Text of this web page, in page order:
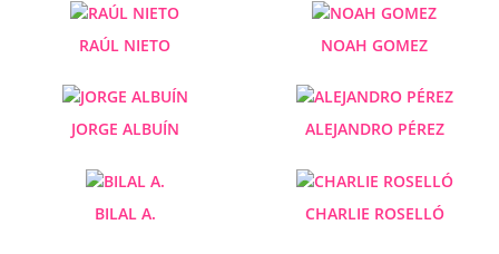
RAÚL NIETO NOAH GOMEZ
JORGE ALBUÍN ALEJANDRO PÉREZ
BILAL A. CHARLIE ROSELLÓ